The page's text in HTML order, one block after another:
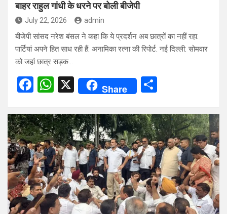
बाहर राहुल गांधी के धरने पर बोली बीजेपी
July 22, 2026 admin
बीजेपी सांसद नरेश बंसल ने कहा कि ये प्रदर्शन अब छात्रों का नहीं रहा.
पार्टियां अपने हित साध रही हैं. अनामिका रत्ना की रिपोर्ट. नई दिल्ली: सोमवार
को जहां छात्र सड़क…
F
ce
b
o
o
k
W
at
s
A
p
p
X Share
ar
e